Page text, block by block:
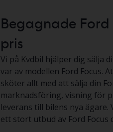
Begagnade
pris
Vi på Kvdbil hjälper dig sälja
var av modellen Ford Focus.
sköter allt med att sälja din
marknadsföring, visning för
leverans till bilens nya
ett stort utbud av Ford Focus